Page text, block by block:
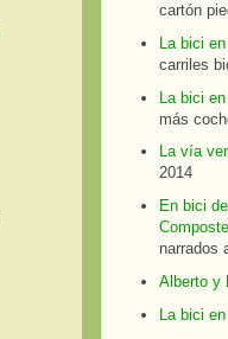
cartón
La bici
carriles
La bici
más
La vía
2014
En bici
narrados
Alberto y
La bici